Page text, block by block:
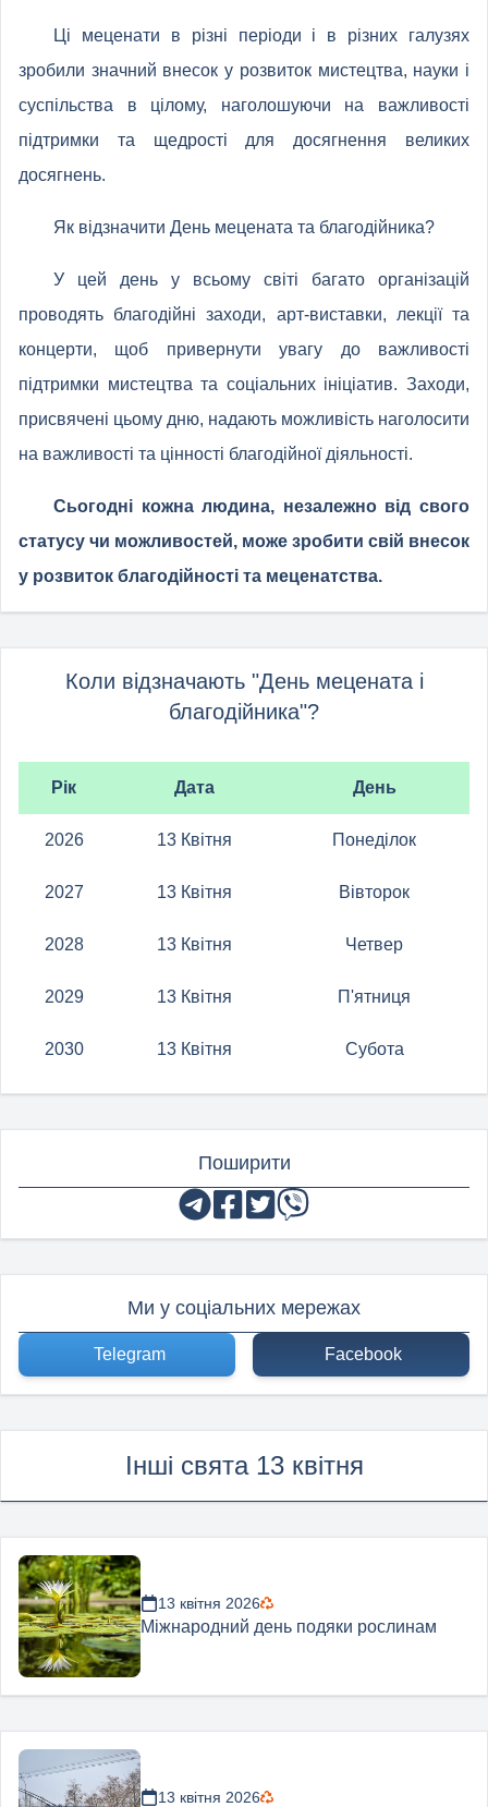
Ці меценати в різні періоди і в різних галузях
зробили значний внесок у розвиток мистецтва, науки і
суспільства в цілому, наголошуючи на важливості
підтримки та щедрості для досягнення великих
досягнень.
Як відзначити День мецената та благодійника?
У цей день у всьому світі багато організацій
проводять благодійні заходи, арт-виставки, лекції та
концерти, щоб привернути увагу до важливості
підтримки мистецтва та соціальних ініціатив. Заходи,
присвячені цьому дню, надають можливість наголосити
на важливості та цінності благодійної діяльності.
Сьогодні кожна людина, незалежно від свого
статусу чи можливостей, може зробити свій внесок
у розвиток благодійності та меценатства.
Коли відзначають "День мецената і
благодійника"?
Рік Дата День
2026 13 Квітня Понеділок
2027 13 Квітня Вівторок
2028 13 Квітня Четвер
2029 13 Квітня П'ятниця
2030 13 Квітня Субота
Поширити
Ми у соціальних мережах
Telegram Facebook
Інші свята 13 квітня
13 квітня 2026
Міжнародний день подяки рослинам
13 квітня 2026